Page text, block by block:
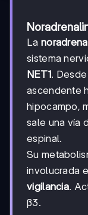
La
sistema
NET1.
ascendente
hipocampo,
sale una vía
espinal.
Su
involucrada
vigilancia.
β3.